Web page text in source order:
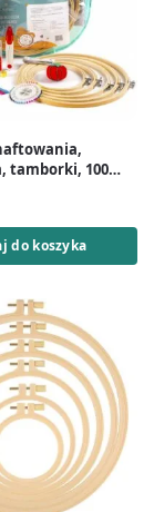
tamborki, 100
do koszyka